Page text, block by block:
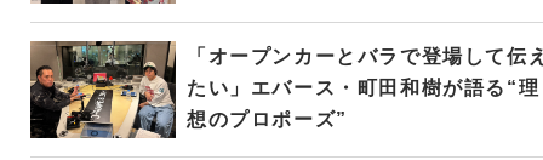
「オープンカーとバラで登場して伝
たい」エバース・町田和樹が語る“理
想のプロポーズ”